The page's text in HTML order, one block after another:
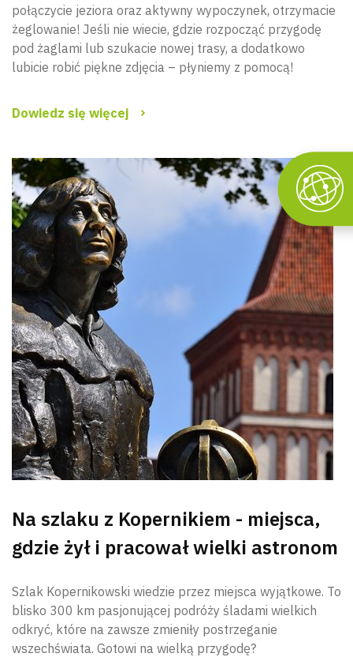
połączycie jeziora oraz aktywny wypoczynek, otrzymacie
żeglowanie! Jeśli nie wiecie, gdzie rozpocząć przygodę
pod żaglami lub szukacie nowej trasy, a dodatkowo
lubicie robić piękne zdjęcia – płyniemy z pomocą!
Dowiedz się więcej
Na szlaku z Kopernikiem - miejsca,
gdzie żył i pracował wielki astronom
Szlak Kopernikowski wiedzie przez miejsca wyjątkowe. To
blisko 300 km pasjonującej podróży śladami wielkich
odkryć, które na zawsze zmieniły postrzeganie
wszechświata. Gotowi na wielką przygodę?